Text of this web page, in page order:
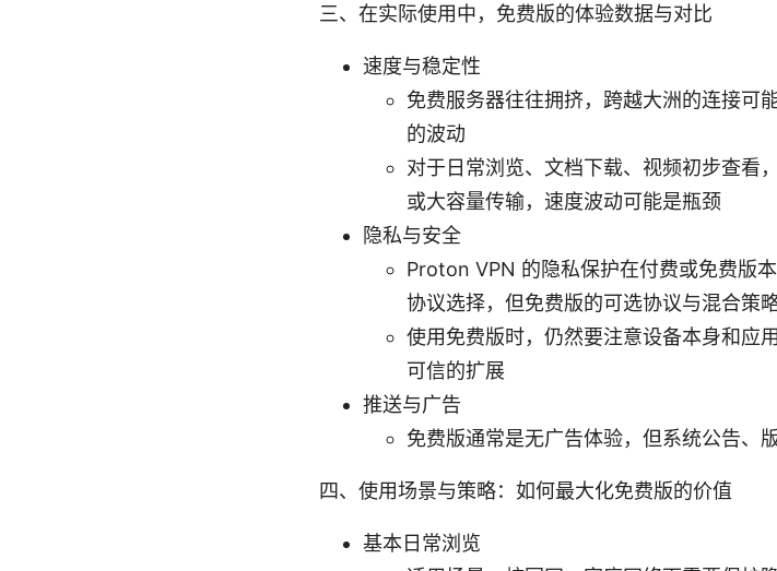
三、在实际使用中，免费版的体验数据与对比
速度与稳定性
免费服务器往往拥挤，跨越大洲的连接可
的波动
对于日常浏览、文档下载、视频初步查看
或大容量传输，速度波动可能是瓶颈
隐私与安全
Proton VPN 的隐私保护在付费或免费版
协议选择，但免费版的可选协议与混合策
使用免费版时，仍然要注意设备本身和应
可信的扩展
推送与广告
免费版通常是无广告体验，但系统公告、
四、使用场景与策略：如何最大化免费版的价值
基本日常浏览